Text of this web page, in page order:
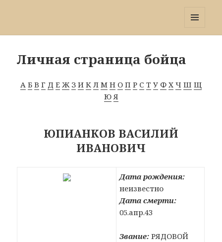
Личная страница бойца
А Б В Г Д Е Ж З И К Л М Н О П Р С Т У Ф Х Ч Ш Щ
Ю Я
ЮПИАНКОВ ВАСИЛИЙ
ИВАНОВИЧ
Дата рождения:
неизвестно
Дата смерти:
05.апр.43
Звание: РЯДОВОЙ